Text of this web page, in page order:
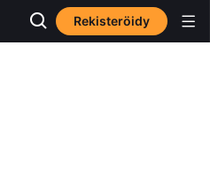
Rekisteröidy